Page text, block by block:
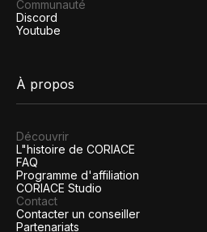
Communauté
Discord
Youtube
À propos
Découvrir
L"histoire de CORIACE
FAQ
Programme d'affiliation
CORIACE Studio
Contact
Contacter un conseiller
Partenariats